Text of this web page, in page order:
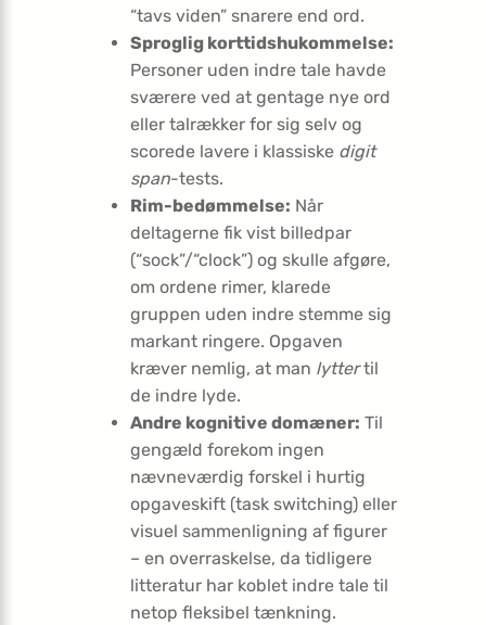
“tavs viden” snarere end ord.
Sproglig korttidshukommelse:
Personer uden indre tale havde
sværere ved at gentage nye ord
eller talrækker for sig selv og
scorede lavere i klassiske digit
span-tests.
Rim-bedømmelse: Når
deltagerne fik vist billedpar
(“sock”/“clock”) og skulle afgøre,
om ordene rimer, klarede
gruppen uden indre stemme sig
markant ringere. Opgaven
kræver nemlig, at man lyttertil
de indre lyde.
Andre kognitive domæner: Til
gengæld forekom ingen
nævneværdig forskel i hurtig
opgaveskift (task switching) eller
visuel sammenligning af figurer
– en overraskelse, da tidligere
litteratur har koblet indre tale til
netop fleksibel tænkning.